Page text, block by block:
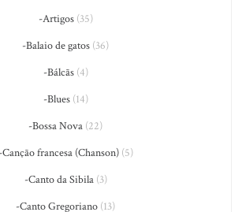
-Artigos(35)
-Balaio de gatos (36)
-Bálcãs(4)
-Blues(14)
-Bossa Nova (22)
-Canção francesa (Chanson)(5)
-Canto da Sibila(3)
-Canto Gregoriano (13)